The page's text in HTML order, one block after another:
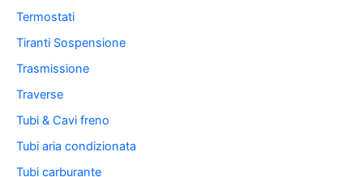
Termostati
Tiranti Sospensione
Trasmissione
Traverse
Tubi & Cavi freno
Tubi aria condizionata
Tubi carburante